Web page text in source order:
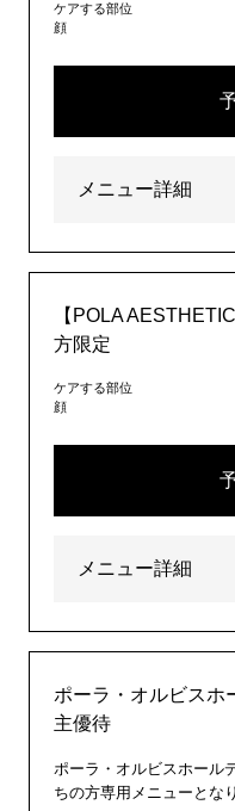
ケアする部位
顔
メニュー詳細
【POLA
方限定
ケアする部位
顔
メニュー詳細
ポーラ・オルビスホ
主優待
ポーラ・オルビスホール
ちの方専用メニューとな